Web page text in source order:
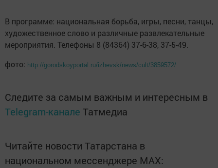
В программе: национальная борьба, игры, песни, танцы,
художественное слово и различные развлекательные
мероприятия. Телефоны 8 (84364) 37-6-38, 37-5-49.
фото: http://gorodskoyportal.ru/izhevsk/news/cult/3859572/
Следите за самым важным и интересным в
Telegram-канале Татмедиа
Читайте новости Татарстана в
национальном мессенджере MАХ: